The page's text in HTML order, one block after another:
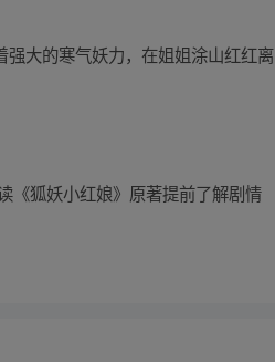
大的寒气妖力，在姐姐涂山红红离
《狐妖小红娘》原著提前了解剧情